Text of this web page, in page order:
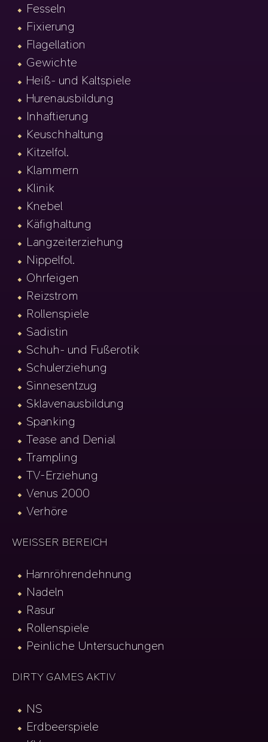
Fesseln
Fixierung
Flagellation
Gewichte
Heiß- und Kaltspiele
Hurenausbildung
Inhaftierung
Keuschhaltung
Kitzelfol.
Klammern
Klinik
Knebel
Käfighaltung
Langzeiterziehung
Nippelfol.
Ohrfeigen
Reizstrom
Rollenspiele
Sadistin
Schuh- und Fußerotik
Schulerziehung
Sinnesentzug
Sklavenausbildung
Spanking
Tease and Denial
Trampling
TV-Erziehung
Venus 2000
Verhöre
WEISSER BEREICH
Harnröhrendehnung
Nadeln
Rasur
Rollenspiele
Peinliche Untersuchungen
DIRTY GAMES AKTIV
NS
Erdbeerspiele